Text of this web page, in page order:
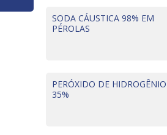
SODA CÁUSTICA 98% EM
PÉROLAS
PERÓXIDO DE HIDROGÊNIO
35%